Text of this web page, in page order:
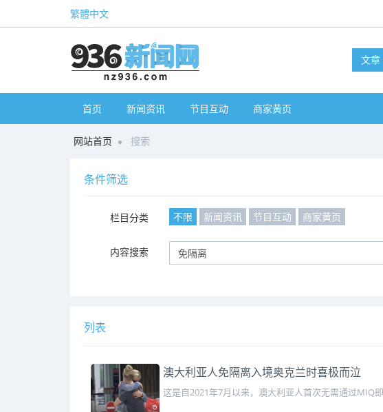
繁體中文
文章
首页 新闻资讯 节目互动 商家黄页
网站首页 搜索
条件筛选
栏目分类 不限 新闻资讯 节目互动 商家黄页
内容搜索
列表
澳大利亚人免隔离入境奥克兰时喜极而泣
这是自2021年7月以来，澳大利亚人首次无需通过MIQ即